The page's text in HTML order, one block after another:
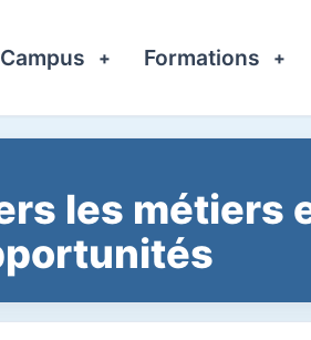
Campus + Formations +
les métiers